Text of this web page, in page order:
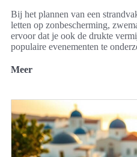
Bij het plannen van een
letten op zonbescherming,
ervoor dat je ook de drukte
populaire evenementen te
Meer